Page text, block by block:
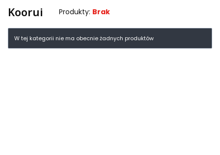
Koorui Produkty: Brak
W tej kategorii nie ma obecnie żadnych produktów